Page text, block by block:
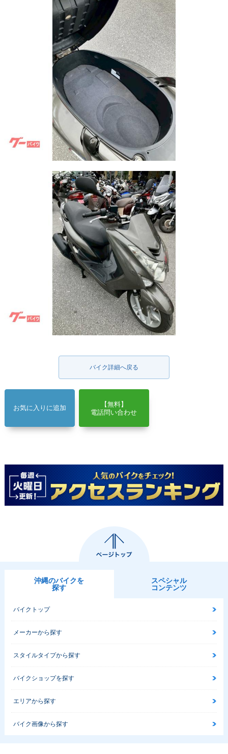
バイク詳細へ戻る
お気に入りに追加
【無料】
電話問い合わせ
沖縄のバイクを
探す
スペシャル
コンテンツ
バイクトップ
メーカーから探す
スタイルタイプから探す
バイクショップを探す
エリアから探す
バイク画像から探す